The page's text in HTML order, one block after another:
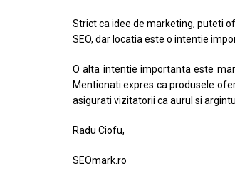
Strict ca idee de marketing, puteti
SEO, dar locatia este o intentie
O alta intentie importanta este
Mentionati expres ca produsele
asigurati vizitatorii ca aurul si
Radu Ciofu,
SEOmark.ro